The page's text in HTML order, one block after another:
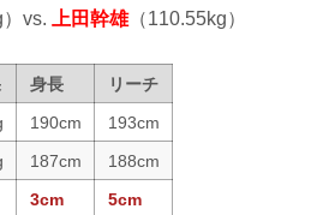
）vs. 上田幹雄（110.55kg）
身長
リーチ
190cm
193cm
187cm
188cm
3cm 5cm